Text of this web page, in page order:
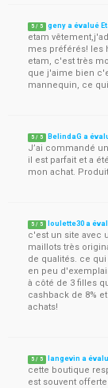
5 / 5 geny a évalué
etam
mes préférés! les
etam, c'est très
que j'aime bien
mannequin, ce
5 / 5 BelindaG a
J’ai commandé
il est parfait et a
mon achat.
5 / 5 loulette30 a
c'est un site avec
maillots très
de qualités. ce
en peu
à côté de 3 filles
cashback de 8%
achats!
5 / 5 langevin a
cette boutique
est souvent